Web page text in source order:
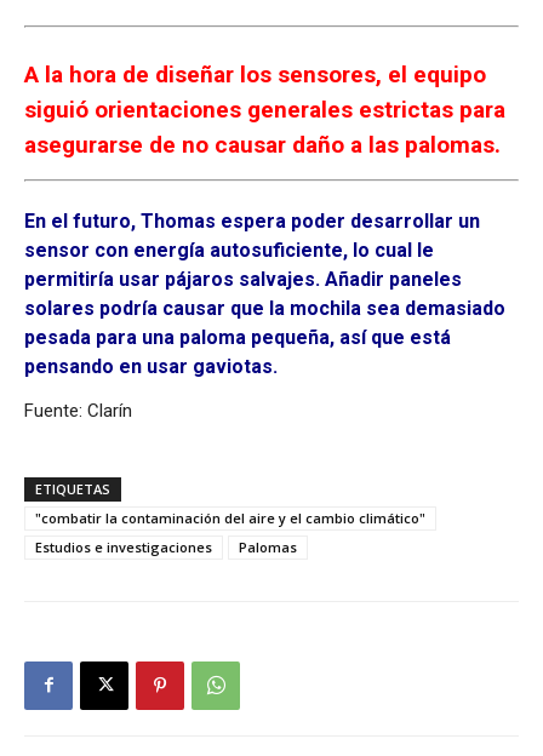
A la hora de diseñar los sensores, el equipo
siguió orientaciones generales estrictas para
asegurarse de no causar daño a las palomas.
En el futuro, Thomas espera poder desarrollar un
sensor con energía autosuficiente, lo cual le
permitiría usar pájaros salvajes. Añadir paneles
solares podría causar que la mochila sea demasiado
pesada para una paloma pequeña, así que está
pensando en usar gaviotas.
Fuente: Clarín
ETIQUETAS
"combatir la contaminación del aire y el cambio climático"
Estudios e investigaciones
Palomas